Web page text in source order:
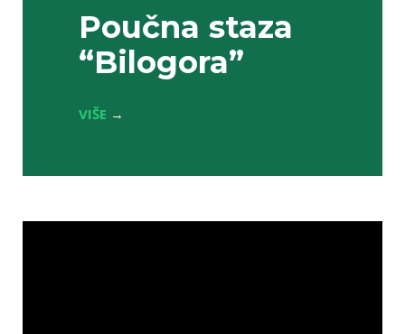
Poučna staza
“Bilogora”
VIŠE →